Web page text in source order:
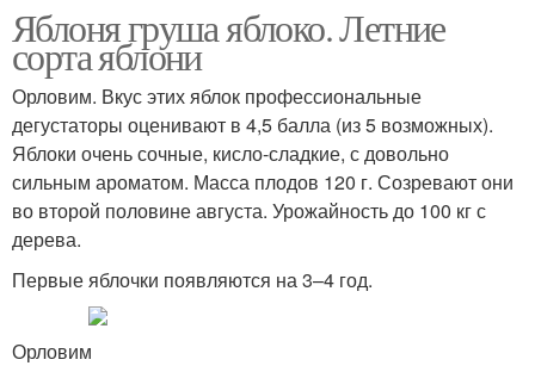
Яблоня груша яблоко. Летние
сорта яблони
Орловим. Вкус этих яблок профессиональные
дегустаторы оценивают в 4,5 балла (из 5 возможных).
Яблоки очень сочные, кисло-сладкие, с довольно
сильным ароматом. Масса плодов 120 г. Созревают они
во второй половине августа. Урожайность до 100 кг с
дерева.
Первые яблочки появляются на 3–4 год.
Орловим